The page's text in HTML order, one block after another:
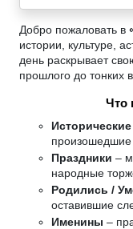
Добро пожаловать в
истории, культуре,
день раскрывает
прошлого до тонких
Что
произошедшие
Праздники –
народные
Родились /
оставившие
Именины –